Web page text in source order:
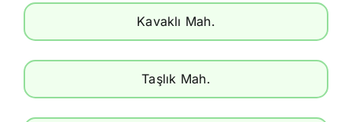
Kavaklı Mah.
Taşlık Mah.